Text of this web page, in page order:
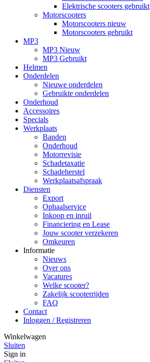
Elektrische scooters gebruikt
Motorscooters
Motorscooters nieuw
Motorscooters gebruikt
MP3
MP3 Nieuw
MP3 Gebruikt
Helmen
Onderdelen
Nieuwe onderdelen
Gebruikte onderdelen
Onderhoud
Accessoires
Specials
Werkplaats
Banden
Onderhoud
Motorrevisie
Schadetaxatie
Schadeherstel
Werkplaatsafspraak
Diensten
Export
Ophaalservice
Inkoop en inruil
Financiering en Lease
Jouw scooter verzekeren
Omkeuren
Informatie
Nieuws
Over ons
Vacatures
Welke scooter?
Zakelijk scooterrijden
FAQ
Contact
Inloggen / Registreren
Winkelwagen
Sluiten
Sign in